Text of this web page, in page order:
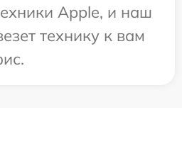
Apple, и наш
технику к вам